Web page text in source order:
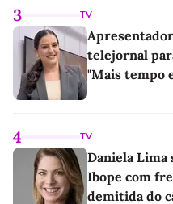
3 TV
telejornal
"Mais tempo
4 TV
Daniela Lima
Ibope com
demitida do